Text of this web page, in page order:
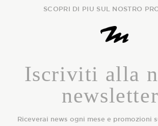
SCOPRI DI PIU SUL NOSTRO
Iscriviti alla
Riceverai news ogni mese e promozioni